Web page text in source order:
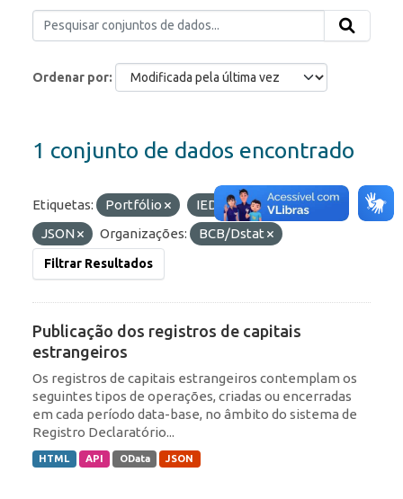
Ordenar por
1 conjunto de dados encontrado
Etiquetas: Portfólio IED
Formatos:
JSON
Organizações: BCB/Dstat
Filtrar Resultados
Publicação dos registros de capitais
estrangeiros
Os registros de capitais estrangeiros contemplam os
seguintes tipos de operações, criadas ou encerradas
em cada período data-base, no âmbito do sistema de
Registro Declaratório...
HTML API OData JSON